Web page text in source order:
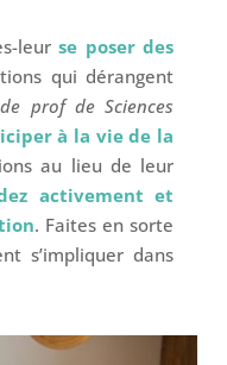
leurse poser des
qui dérangent
prof de Sciences
à la vie de la
au lieu de leur
activement et
. Faites en sorte
s’impliquer dans